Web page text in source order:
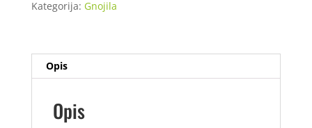
Kategorija: Gnojila
Opis
Opis